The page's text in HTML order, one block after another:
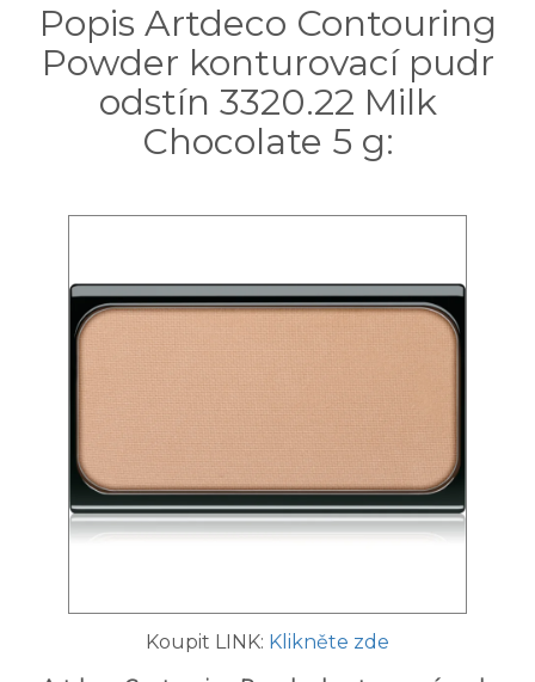
Popis Artdeco Contouring
Powder konturovací pudr
odstín 3320.22 Milk
Chocolate 5 g:
Koupit LINK: Klikněte zde